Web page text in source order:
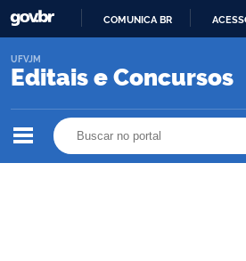
O
COMUNICA BR
Editais e Concursos
UFVJM